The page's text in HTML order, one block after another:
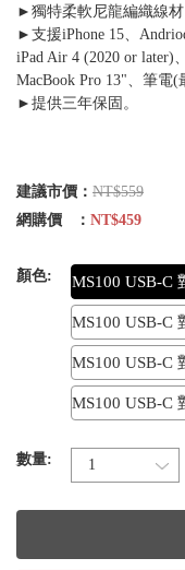
►獨特柔軟尼龍編織線材
►支援iPhone 15、
iPad Air 4 (2020 or later)
MacBook Pro 13"、筆電(
►提供三年保固。
建議市價： NT$559
網購價 ： NT$459
顏色: MS100 USB-C
MS100 USB-C
MS100 USB-C
MS100 USB-C
數量: